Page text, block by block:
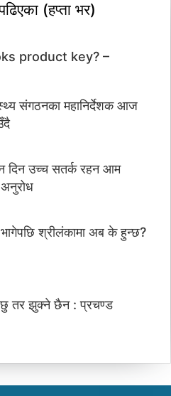
(हप्ता भर)
product key? –
संगठनका महानिर्देशक आज
दिन उच्च सतर्क रहन आम
भागेपछि श्रीलंकामा अब के हुन्छ?
छु तर झुक्ने छैन : प्रचण्ड